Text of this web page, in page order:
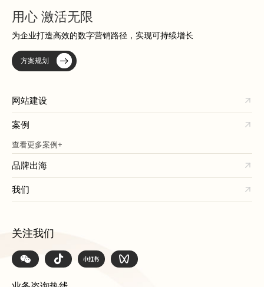
用心 激活无限
为企业打造高效的数字营销路径，实现可持续增长
方案规划
网站建设
案例
查看更多案例+
品牌出海
我们
关注我们